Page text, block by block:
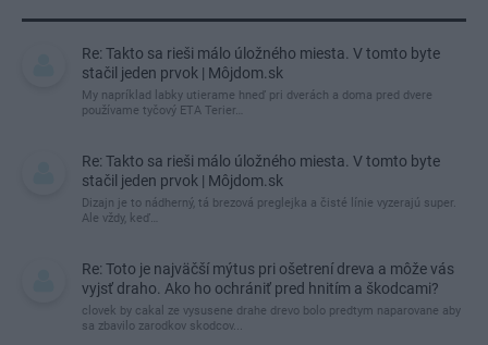
Re: Takto sa rieši málo úložného miesta. V tomto byte
stačil jeden prvok | Môjdom.sk
My napríklad labky utierame hneď pri dverách a doma pred dvere
používame tyčový ETA Terier…
Re: Takto sa rieši málo úložného miesta. V tomto byte
stačil jeden prvok | Môjdom.sk
Dizajn je to nádherný, tá brezová preglejka a čisté línie vyzerajú super.
Ale vždy, keď…
Re: Toto je najväčší mýtus pri ošetrení dreva a môže vás
vyjsť draho. Ako ho ochrániť pred hnitím a škodcami?
clovek by cakal ze vysusene drahe drevo bolo predtym naparovane aby
sa zbavilo zarodkov skodcov...